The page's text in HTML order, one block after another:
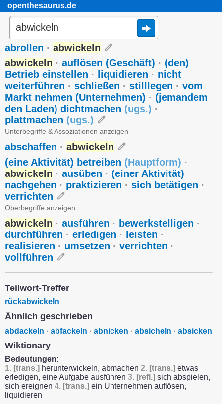
openthesaurus.de
abrollen · abwickeln
abwickeln · auflösen (Geschäft) · (den)
Betrieb einstellen · liquidieren · nicht
weiterführen · schließen · stilllegen · vom
Markt nehmen (Unternehmen) · (jemandem
den Laden) dichtmachen (ugs.) ·
plattmachen (ugs.)
Unterbegriffe & Assoziationen anzeigen
abschaffen · abwickeln
(eine Aktivität) betreiben (Hauptform) ·
abwickeln · ausüben · (einer Aktivität)
nachgehen · praktizieren · sich betätigen ·
verrichten
Oberbegriffe anzeigen
abwickeln · ausführen · bewerkstelligen ·
durchführen · erledigen · leisten ·
realisieren · umsetzen · verrichten ·
vollführen
Teilwort-Treffer
rückabwickeln
Ähnlich geschrieben
abdackeln · abfackeln · abnicken · absicheln · absicken
Wiktionary
Bedeutungen:
1. [trans.] herunterwickeln, abmachen 2. [trans.] etwas
erledigen, eine Aufgabe ausführen 3. [refl.] sich abspielen,
sich ereignen 4. [trans.] ein Unternehmen auflösen,
liquidieren